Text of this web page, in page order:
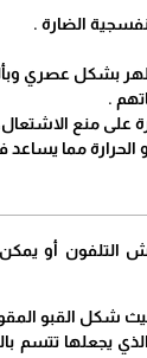
الضارة .
بشكل عصري
.
منع
مما يساعد
التلفون أو
حيث شكل القبو
تتسم